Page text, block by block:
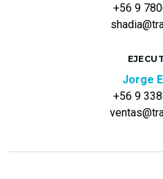
+56 9
Jorge
+56 9